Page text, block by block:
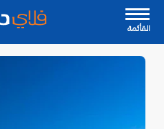
القأئمة